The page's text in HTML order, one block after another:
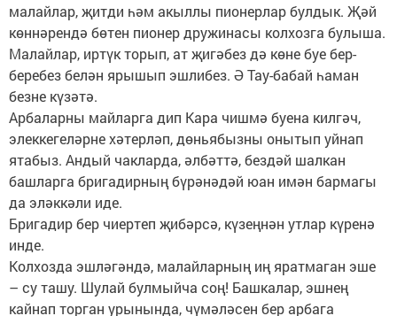
малайлар, җитди һәм акыллы пионерлар булдык. Җәй
көннәрендә бөтен пионер дружинасы колхозга булыша.
Малайлар, иртүк торып, ат җигәбез дә көне буе бер-
беребез белән ярышып эшлибез. Ә Тау-бабай һаман
безне күзәтә.
Арбаларны майларга дип Кара чишмә буена килгәч,
элеккегеләрне хәтерләп, дөньябызны онытып уйнап
ятабыз. Андый чакларда, әлбәттә, бездәй шалкан
башларга бригадирның бүрәнәдәй юан имән бармагы
да эләккәли иде.
Бригадир бер чиертеп җибәрсә, күзеңнән утлар күренә
инде.
Колхозда эшләгәндә, малайларның иң яратмаган эше
– су ташу. Шулай булмыйча соң! Башкалар, эшнең
кайнап торган урынында, чүмәләсен бер арбага